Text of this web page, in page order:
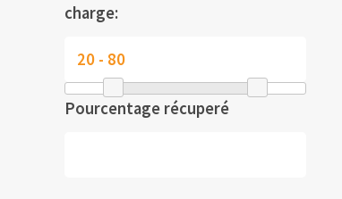
charge:
Pourcentage récuperé